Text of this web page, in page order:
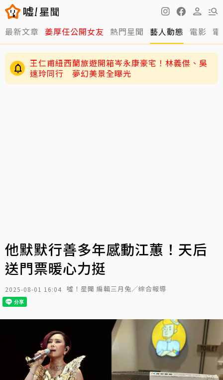
最新文章 姜厚任公開女友 熱門星聞 藝人動態 電影
獨／唐綺陽痛失15年愛貓 揭當時「不養第二
隻」祕密：牠為此狠咬我
王仁甫紐西蘭旅遊開箱岑永康豪宅！林義傑、吳
他默默行善多年感動江蕙！天后
送門票暖心力挺
2025-08-01 16:04 噓！星聞 編輯三月兔／綜合報導